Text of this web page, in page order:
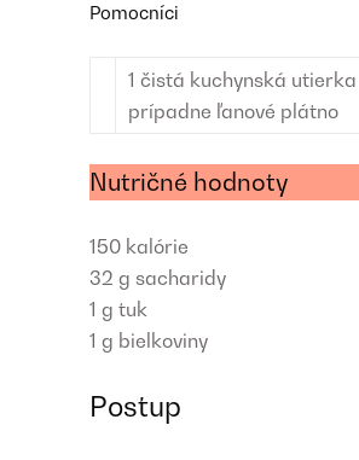
Pomocníci
1 čistá kuchynská utierka
prípadne ľanové plátno
Nutričné hodnoty
150 kalórie
32 g sacharidy
1 g tuk
1 g bielkoviny
Postup